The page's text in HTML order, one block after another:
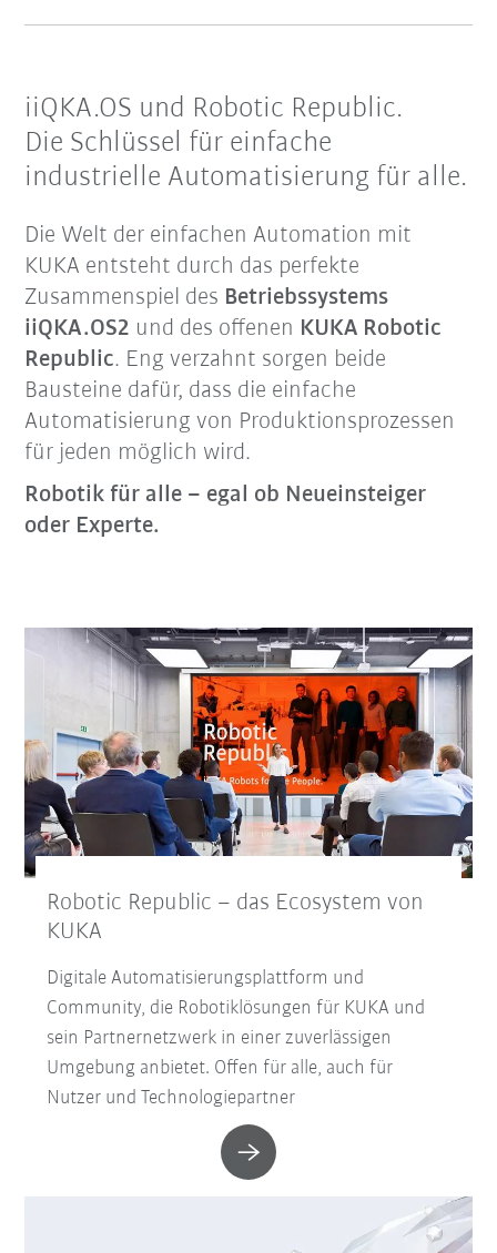
iiQKA.OS und Robotic Republic.
Die Schlüssel für einfache
industrielle Automatisierung für alle.
Die Welt der einfachen Automation mit
KUKA entsteht durch das perfekte
Zusammenspiel des Betriebssystems
iiQKA.OS2 und des offenen KUKA Robotic
Republic. Eng verzahnt sorgen beide
Bausteine dafür, dass die einfache
Automatisierung von Produktionsprozessen
für jeden möglich wird.
Robotik für alle – egal ob Neueinsteiger
oder Experte.
Robotic Republic – das Ecosystem von
KUKA
Digitale Automatisierungsplattform und
Community, die Robotiklösungen für KUKA und
sein Partnernetzwerk in einer zuverlässigen
Umgebung anbietet. Offen für alle, auch für
Nutzer und Technologiepartner